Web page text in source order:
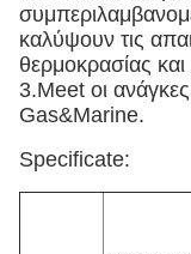
καλύψουν τις
θερμοκρασίας
3.Meet οι
Gas&Marine.
Specificate: